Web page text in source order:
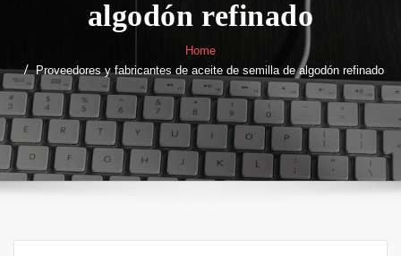
algodón refinado
Home
Proveedores y fabricantes de aceite de semilla de algodón refinado